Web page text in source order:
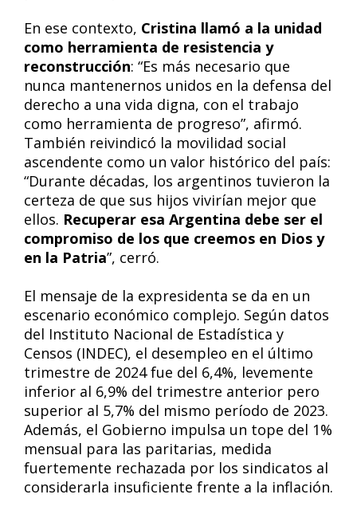
En ese contexto, Cristina llamó a la unidad
como herramienta de resistencia y
reconstrucción: “Es más necesario que
nunca mantenernos unidos en la defensa del
derecho a una vida digna, con el trabajo
como herramienta de progreso”, afirmó.
También reivindicó la movilidad social
ascendente como un valor histórico del país:
“Durante décadas, los argentinos tuvieron la
certeza de que sus hijos vivirían mejor que
ellos. Recuperar esa Argentina debe ser el
compromiso de los que creemos en Dios y
en la Patria”, cerró.
El mensaje de la expresidenta se da en un
escenario económico complejo. Según datos
del Instituto Nacional de Estadística y
Censos (INDEC), el desempleo en el último
trimestre de 2024 fue del 6,4%, levemente
inferior al 6,9% del trimestre anterior pero
superior al 5,7% del mismo período de 2023.
Además, el Gobierno impulsa un tope del 1%
mensual para las paritarias, medida
fuertemente rechazada por los sindicatos al
considerarla insuficiente frente a la inflación.